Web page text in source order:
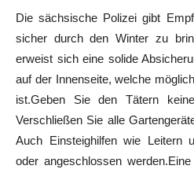
Die sächsische Polizei gibt
sicher durch den Winter zu
erweist sich eine solide
auf der Innenseite, welche
ist.Geben Sie den Tätern
Verschließen Sie alle
Auch Einsteighilfen wie Leitern
oder angeschlossen